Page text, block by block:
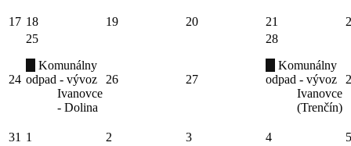
17 18 19 20 21
24
25
Komunálny
odpad - vývoz
Ivanovce
- Dolina
26 27
28
Komunálny
odpad - vývoz
Ivanovce
(Trenčín)
31 1 2 3 4
5